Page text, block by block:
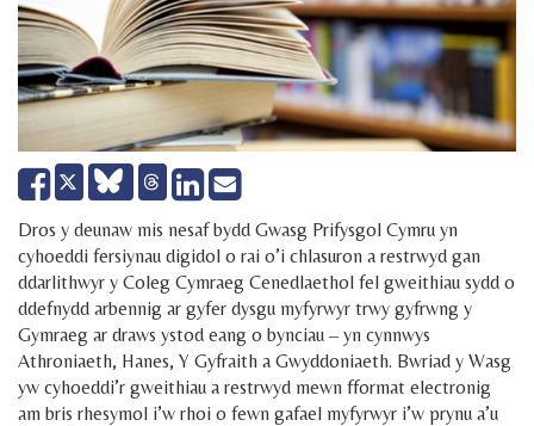
Share
on
Facebook
Tweet
Share
on
LinkedIn
Send
email
Dros y deunaw mis nesaf bydd Gwasg Prifysgol Cymru yn
cyhoeddi fersiynau digidol o rai o’i chlasuron a restrwyd gan
ddarlithwyr y Coleg Cymraeg Cenedlaethol fel gweithiau sydd o
ddefnydd arbennig ar gyfer dysgu myfyrwyr trwy gyfrwng y
Gymraeg ar draws ystod eang o bynciau – yn cynnwys
Athroniaeth, Hanes, Y Gyfraith a Gwyddoniaeth. Bwriad y Wasg
yw cyhoeddi’r gweithiau a restrwyd mewn fformat electronig
am bris rhesymol i’w rhoi o fewn gafael myfyrwyr i’w prynu a’u